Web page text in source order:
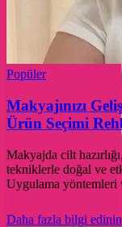
Popüler
Makyajınızı
Ürün Seçimi
Makyajda cilt
tekniklerle doğal ve
Uygulama yöntemleri
Daha fazla bilgi edinin